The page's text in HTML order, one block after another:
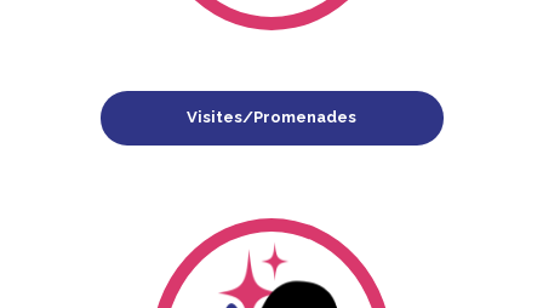
Visites/Promenades